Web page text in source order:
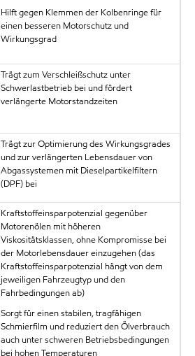
Hilft gegen Klemmen der Kolbenringe für
einen besseren Motorschutz und
Wirkungsgrad
Trägt zum Verschleißschutz unter
Schwerlastbetrieb bei und fördert
verlängerte Motorstandzeiten
Trägt zur Optimierung des Wirkungsgrades
und zur verlängerten Lebensdauer von
Abgassystemen mit Dieselpartikelfiltern
(DPF) bei
Kraftstoffeinsparpotenzial gegenüber
Motorenölen mit höheren
Viskositätsklassen, ohne Kompromisse bei
der Motorlebensdauer einzugehen (das
Kraftstoffeinsparpotenzial hängt von dem
jeweiligen Fahrzeugtyp und den
Fahrbedingungen ab)
Sorgt für einen stabilen, tragfähigen
Schmierfilm und reduziert den Ölverbrauch
auch unter schweren Betriebsbedingungen